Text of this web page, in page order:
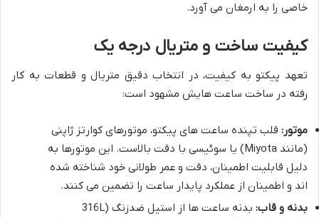
خاصی را به ارمغان می آورد.
کیفیت ساخت و متریال درجه یک
تعهد پیکتو به کیفیت، در انتخاب دقیق متریال و قطعات به کار
رفته در ساخت ساعت هایش مشهود است:
موتور: قلب تپنده ساعت های پیکتو، موتورهای کوارتز ژاپنی
(مانند Miyota) یا سوئیسی با دقت بالاست. این موتورها به
دلیل قابلیت اطمینان، دقت و عمر طولانی خود شناخته شده
اند و اطمینان از عملکرد پایدار ساعت را تضمین می کنند.
بدنه و قاب:
بدنه ساعت ها از استیل ضدزنگ (316L